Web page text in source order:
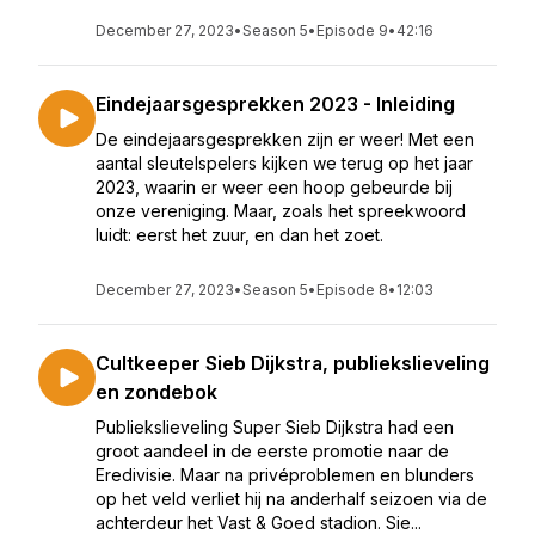
December 27, 2023•Season 5• Episode 9• 42:16
Eindejaarsgesprekken 2023 - Inleiding
De eindejaarsgesprekken zijn er weer! Met een
aantal sleutelspelers kijken we terug op het jaar
2023, waarin er weer een hoop gebeurde bij
onze vereniging. Maar, zoals het spreekwoord
luidt: eerst het zuur, en dan het zoet.
December 27, 2023•Season 5• Episode 8• 12:03
Cultkeeper Sieb Dijkstra, publiekslieveling
en zondebok
Publiekslieveling Super Sieb Dijkstra had een
groot aandeel in de eerste promotie naar de
Eredivisie. Maar na privéproblemen en blunders
op het veld verliet hij na anderhalf seizoen via de
achterdeur het Vast & Goed stadion. Sie...